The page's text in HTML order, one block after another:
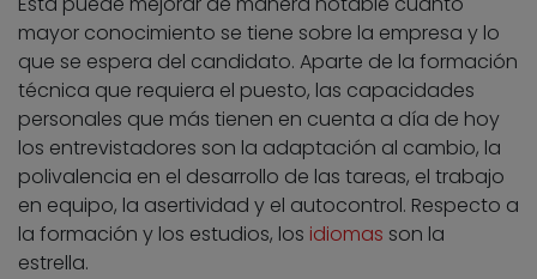
mayor conocimiento se tiene sobre la empresa y lo
que se espera del candidato. Aparte de la formación
técnica que requiera el puesto, las capacidades
personales que más tienen en cuenta a día de hoy
los entrevistadores son la adaptación al cambio, la
polivalencia en el desarrollo de las tareas, el trabajo
en equipo, la asertividad y el autocontrol. Respecto a
la formación y los estudios, los idiomas son la
estrella.